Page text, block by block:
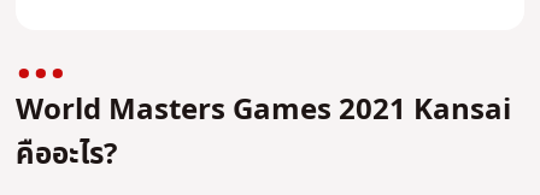
World Masters Games 2021 Kansai
คืออะไร?